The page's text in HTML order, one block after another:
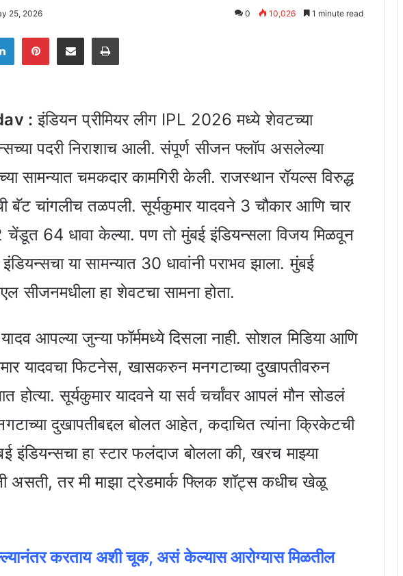
25, 2026 0 10,026 1 minute read
LinkedInPinterest
Share via EmailPrint
: इंडियन प्रीमियर लीग IPL 2026 मध्ये शेवटच्या
पदरी निराशाच आली. संपूर्ण सीजन फ्लॉप असलेल्या
सामन्यात चमकदार कामगिरी केली. राजस्थान रॉयल्स विरुद्ध
बॅट चांगलीच तळपली. सूर्यकुमार यादवने 3 चौकार आणि चार
चेंडूत 64 धावा केल्या. पण तो मुंबई इंडियन्सला विजय मिळवून
या सामन्यात 30 धावांनी पराभव झाला. मुंबई
सीजनमधीला हा शेवटचा सामना होता.
आपल्या जुन्या फॉर्ममध्ये दिसला नाही. सोशल मिडिया आणि
यादवचा फिटनेस, खासकरुन मनगटाच्या दुखापतीवरुन
होत्या. सूर्यकुमार यादवने या सर्व चर्चांवर आपलं मौन सोडलं
दुखापतीबद्दल बोलत आहेत, कदाचित त्यांना क्रिकेटची
इंडियन्सचा हा स्टार फलंदाज बोलला की, खरच माझ्या
असती, तर मी माझा ट्रेडमार्क फ्लिक शॉट्स कधीच खेळू
करताय अशी चूक, असं केल्यास आरोग्यास मिळतील